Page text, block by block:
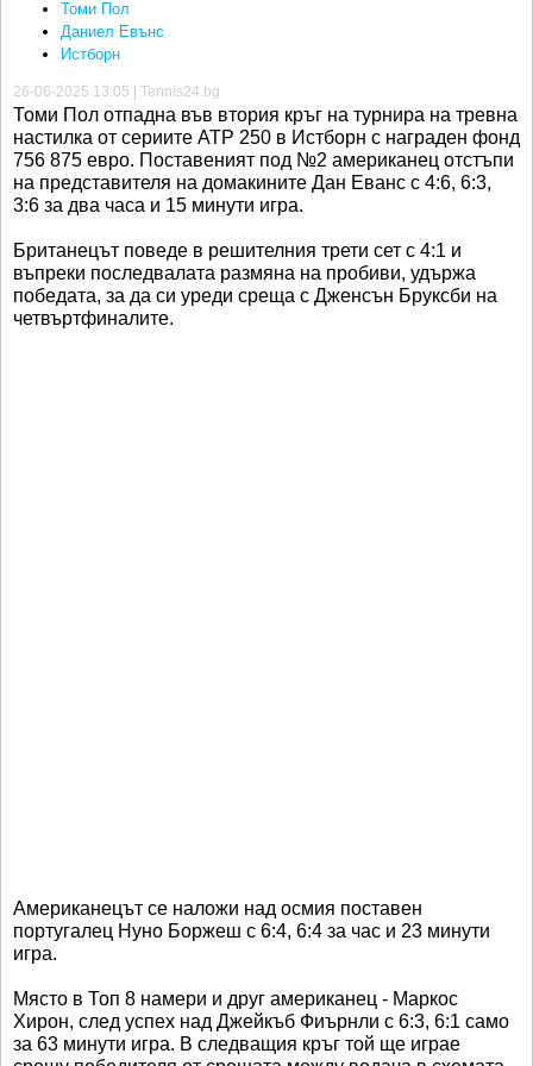
Томи Пол
Даниел Евънс
Истборн
26-06-2025 13:05 | Tennis24.bg
Томи Пол отпадна във втория кръг на турнира на тревна
настилка от сериите ATP 250 в Истборн с награден фонд
756 875 евро. Поставеният под №2 американец отстъпи
на представителя на домакините Дан Еванс с 4:6, 6:3,
3:6 за два часа и 15 минути игра.
Британецът поведе в решителния трети сет с 4:1 и
въпреки последвалата размяна на пробиви, удържа
победата, за да си уреди среща с Дженсън Бруксби на
четвъртфиналите.
Американецът се наложи над осмия поставен
португалец Нуно Боржеш с 6:4, 6:4 за час и 23 минути
игра.
Място в Топ 8 намери и друг американец - Маркос
Хирон, след успех над Джейкъб Фиърнли с 6:3, 6:1 само
за 63 минути игра. В следващия кръг той ще играе